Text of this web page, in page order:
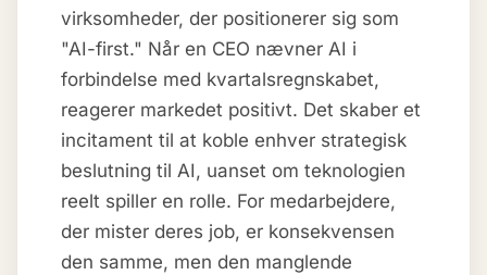
virksomheder, der positionerer sig som
"AI-first." Når en CEO nævner AI i
forbindelse med kvartalsregnskabet,
reagerer markedet positivt. Det skaber et
incitament til at koble enhver strategisk
beslutning til AI, uanset om teknologien
reelt spiller en rolle. For medarbejdere,
der mister deres job, er konsekvensen
den samme, men den manglende